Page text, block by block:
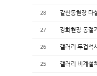
28 갈산동현장 타
27 강화현장 동절
26 갤러리 두겁석
25 갤러리 비계설